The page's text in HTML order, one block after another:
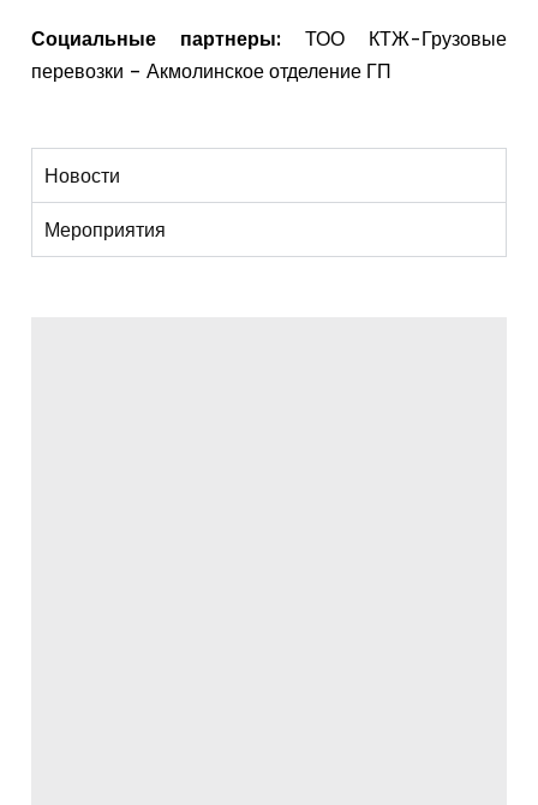
Социальные партнеры: ТОО КТЖ-Грузовые
перевозки – Акмолинское отделение ГП
Новости
Мероприятия